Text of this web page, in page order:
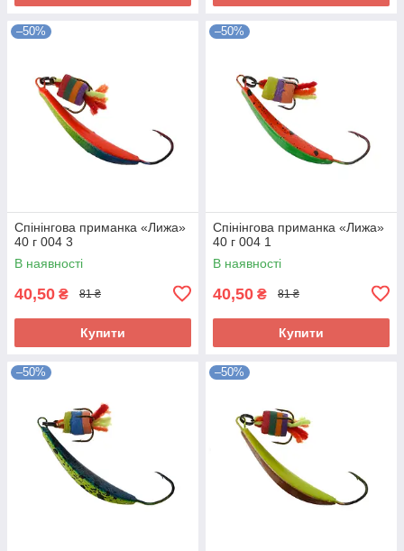
–50%
Спінінгова приманка «Лижа»
40 г 004 3
В наявності
40,50 ₴ 81 ₴
Купити
–50%
Спінінгова приманка «Лижа»
40 г 004 1
В наявності
40,50 ₴ 81 ₴
Купити
–50% –50%